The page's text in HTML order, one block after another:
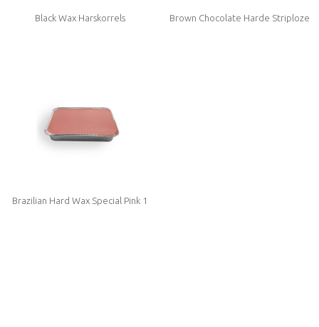
Black Wax Harskorrels Brown Chocolate Harde Striploze
Brazilian Hard Wax Special Pink 1